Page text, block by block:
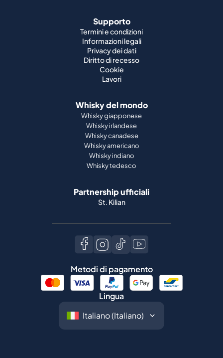
Supporto
Termini e condizioni
Informazioni legali
Privacy dei dati
Diritto di recesso
Cookie
Lavori
Whisky del mondo
Whisky giapponese
Whisky irlandese
Whisky canadese
Whisky americano
Whisky indiano
Whisky tedesco
Partnership ufficiali
St. Kilian
Metodi di pagamento
Lingua